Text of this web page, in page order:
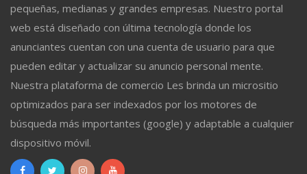
pequeñas, medianas y grandes empresas. Nuestro portal
web está diseñado con última tecnología donde los
anunciantes cuentan con una cuenta de usuario para que
pueden editar y actualizar su anuncio personal mente.
Nuestra plataforma de comercio Les brinda un micrositio
optimizados para ser indexados por los motores de
búsqueda más importantes (google) y adaptable a cualquier
dispositivo móvil.